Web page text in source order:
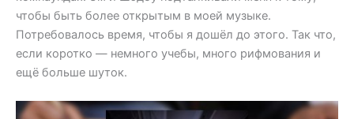
чтобы быть более открытым в моей музыке.
Потребовалось время, чтобы я дошёл до этого. Так что,
если коротко — немного учебы, много рифмования и
ещё больше шуток.